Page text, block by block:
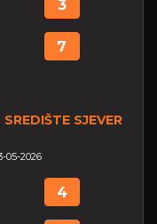
3
7
SJEVER
05-2026
4